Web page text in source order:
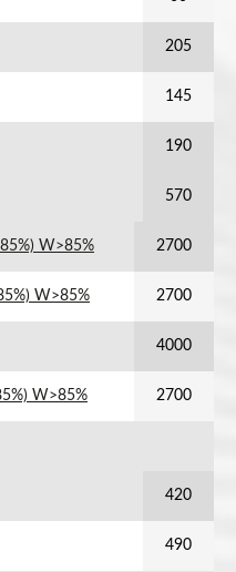
205
145
190
570
W>85% 2700
W>85% 2700
4000
W>85% 2700
420
490